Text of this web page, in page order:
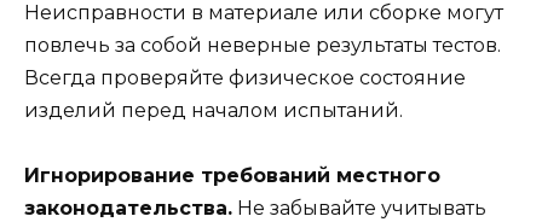
Неисправности в материале или сборке могут
повлечь за собой неверные результаты тестов.
Всегда проверяйте физическое состояние
изделий перед началом испытаний.
Игнорирование требований местного
законодательства. Не забывайте учитывать